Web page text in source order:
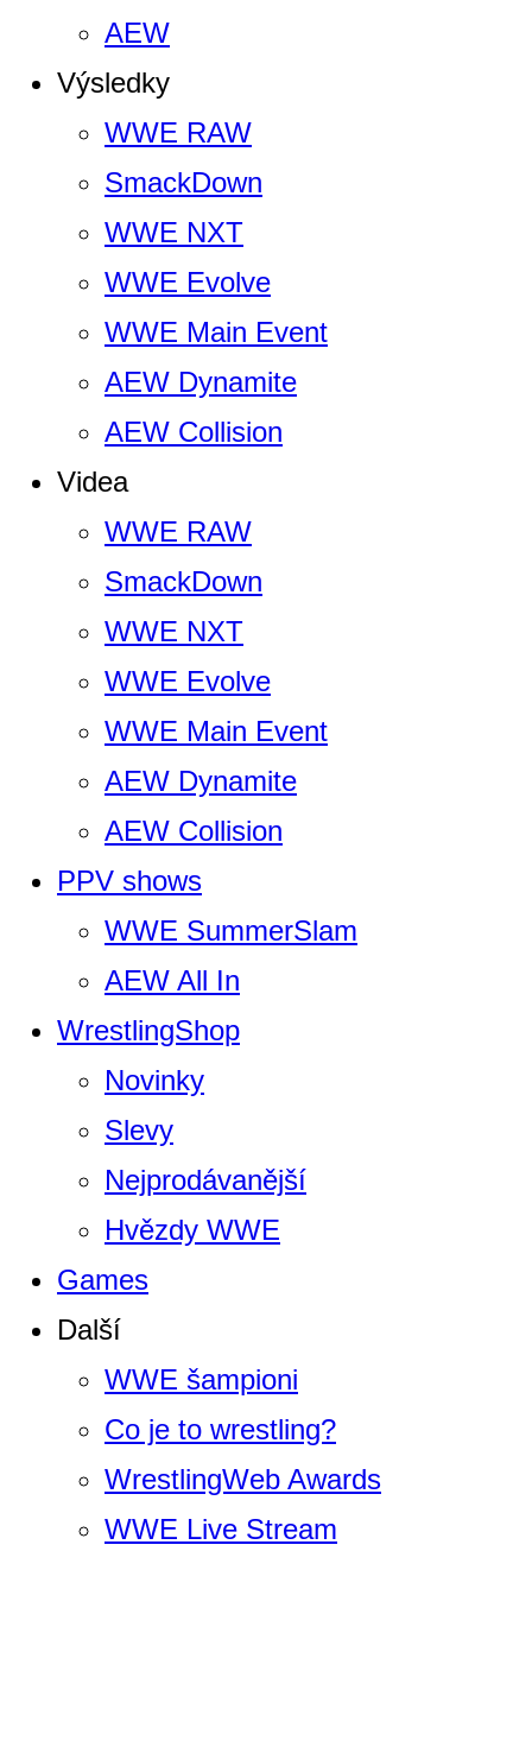
AEW
Výsledky
WWE RAW
SmackDown
WWE NXT
WWE Evolve
WWE Main Event
AEW Dynamite
AEW Collision
Videa
WWE RAW
SmackDown
WWE NXT
WWE Evolve
WWE Main Event
AEW Dynamite
AEW Collision
PPV shows
WWE SummerSlam
AEW All In
WrestlingShop
Novinky
Slevy
Nejprodávanější
Hvězdy WWE
Games
Další
WWE šampioni
Co je to wrestling?
WrestlingWeb Awards
WWE Live Stream